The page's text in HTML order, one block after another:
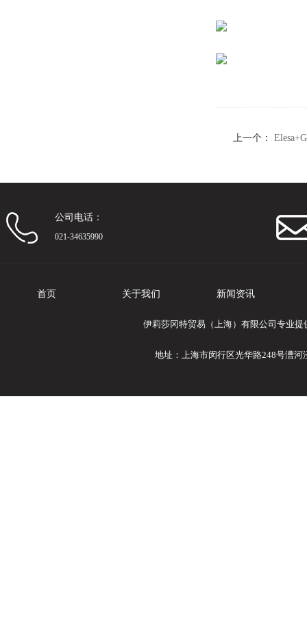
上一个：
公司电话：
021-34635990
首页 关于我们 新闻资讯
伊莉莎冈特贸易（上海）有限公司专业提
地址：上海市闵行区光华路248号漕